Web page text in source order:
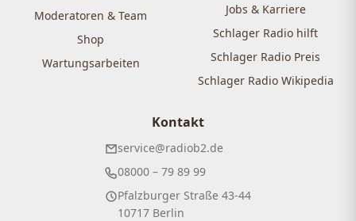
Moderatoren & Team
Shop
Wartungsarbeiten
Jobs & Karriere
Schlager Radio hilft
Schlager Radio Preis
Schlager Radio Wikipedia
Kontakt
service@radiob2.de
08000 – 79 89 99
Pfalzburger Straße 43-44
10717 Berlin